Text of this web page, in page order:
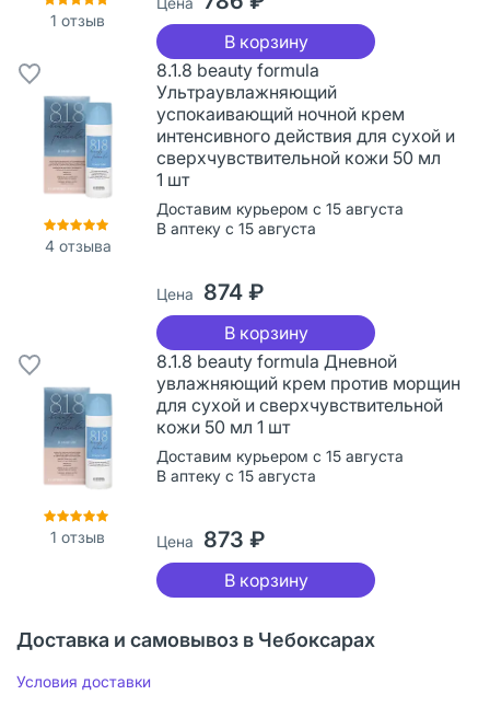
1 отзыв
В корзину
4отзыва
8.1.8 beauty formula
Ультраувлажняющий
успокаивающий ночной крем
интенсивного действия для сухой и
сверхчувствительной кожи 50 мл
1 шт
Доставим курьером с 15 августа
В аптеку с 15 августа
Цена 874 ₽
В корзину
1 отзыв
8.1.8 beauty formula Дневной
увлажняющий крем против морщин
для сухой и сверхчувствительной
кожи 50 мл 1 шт
Доставим курьером с 15 августа
В аптеку с 15 августа
Цена 873 ₽
В корзину
Доставка и самовывоз в Чебоксарах
Условия доставки